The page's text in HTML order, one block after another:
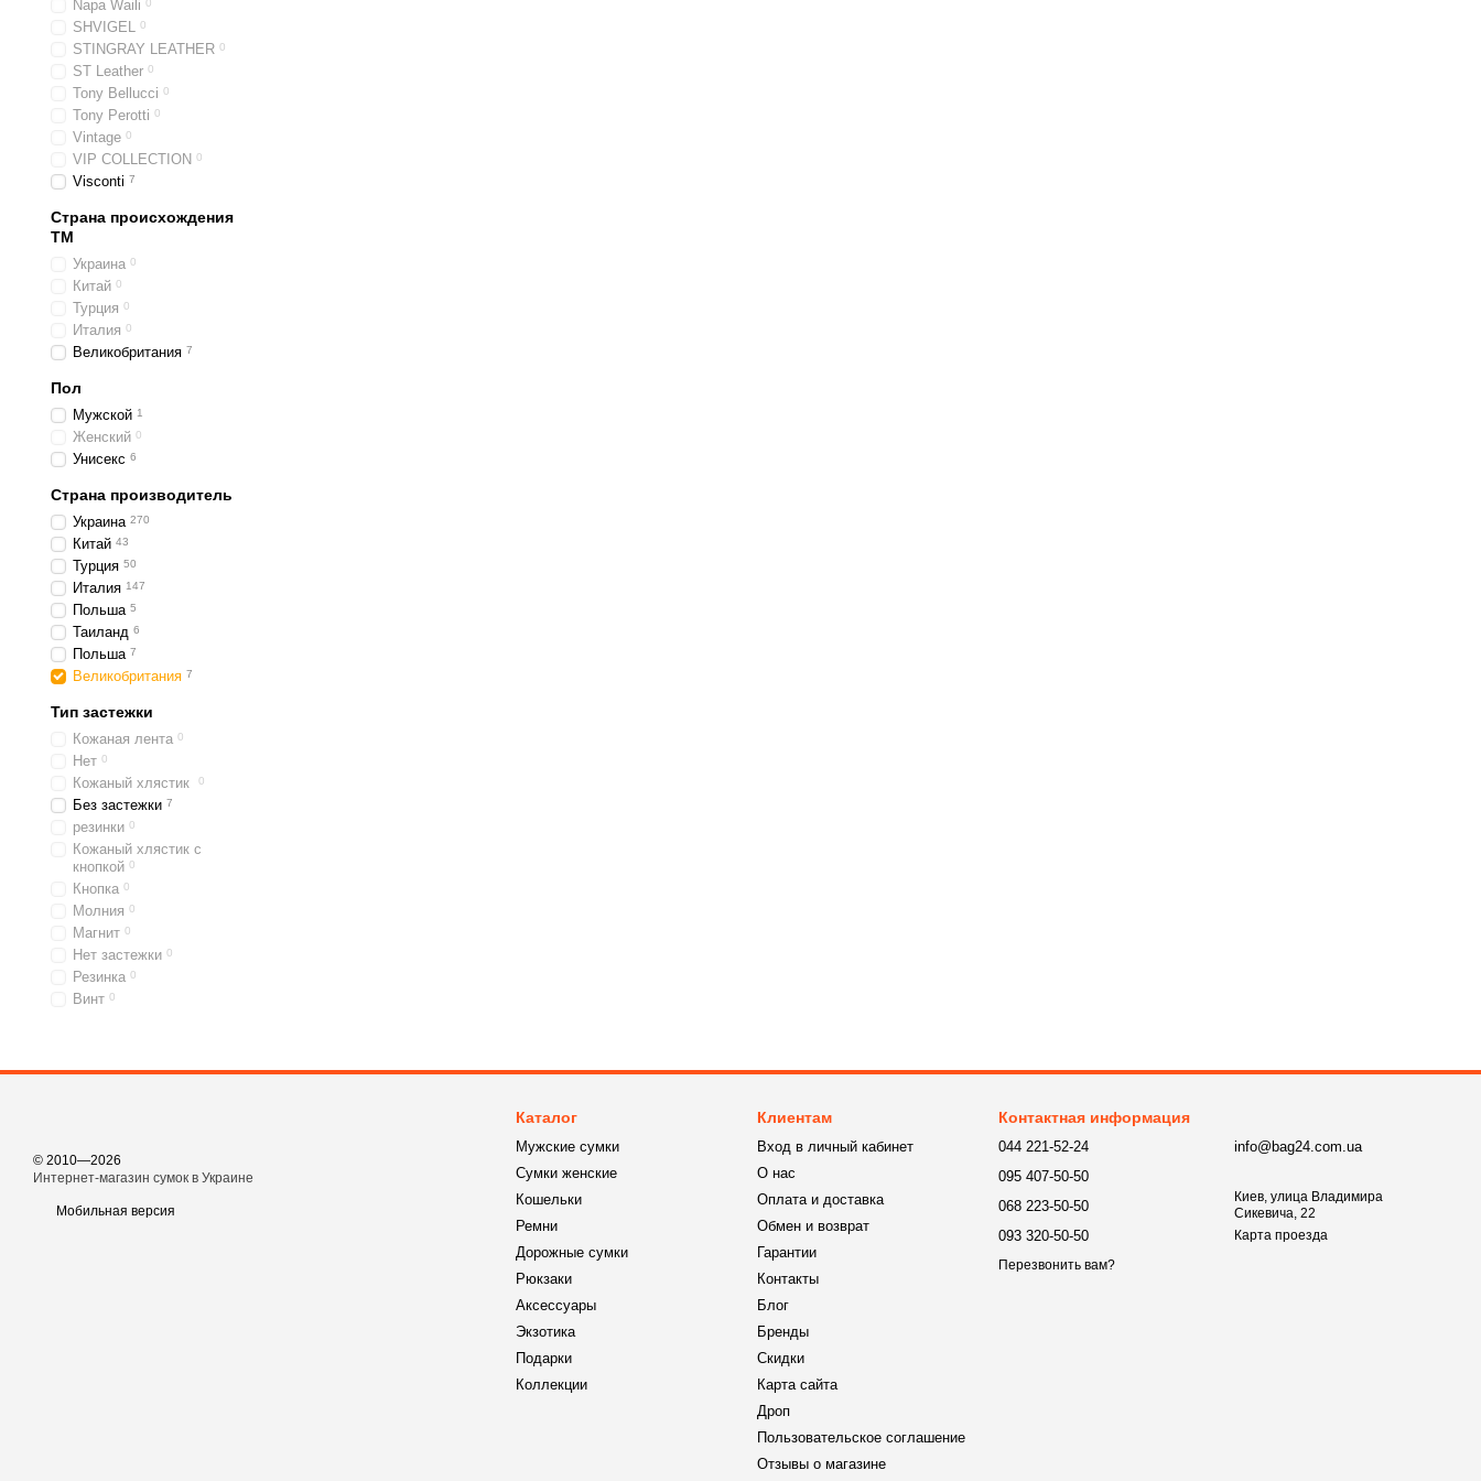
Napa Waili 0
SHVIGEL 0
STINGRAY LEATHER 0
ST Leather 0
Tony Bellucci 0
Tony Perotti 0
Vintage 0
VIP COLLECTION 0
Visconti 7
Страна происхождения
ТМ
Украина 0
Китай 0
Турция 0
Италия 0
Великобритания 7
Пол
Мужской 1
Женский 0
Унисекс 6
Страна производитель
Украина 270
Китай 43
Турция 50
Италия 147
Польша 5
Таиланд 6
Польша 7
Великобритания 7
Тип застежки
Кожаная лента 0
Нет 0
Кожаный хлястик 0
Без застежки 7
резинки 0
Кожаный хлястик с
кнопкой 0
Кнопка 0
Молния 0
Магнит 0
Нет застежки 0
Резинка 0
Винт 0
© 2010—2026
Интернет-магазин сумок в Украине
Мобильная версия
Каталог
Мужские сумки
Сумки женские
Кошельки
Ремни
Дорожные сумки
Рюкзаки
Аксессуары
Экзотика
Подарки
Коллекции
Клиентам
Вход в личный кабинет
О нас
Оплата и доставка
Обмен и возврат
Гарантии
Контакты
Блог
Бренды
Скидки
Карта сайта
Дроп
Пользовательское соглашение
Отзывы о магазине
Контактная информация
044 221-52-24
095 407-50-50
068 223-50-50
093 320-50-50
Перезвонить вам?
info@bag24.com.ua
Киев, улица Владимира
Сикевича, 22
Карта проезда